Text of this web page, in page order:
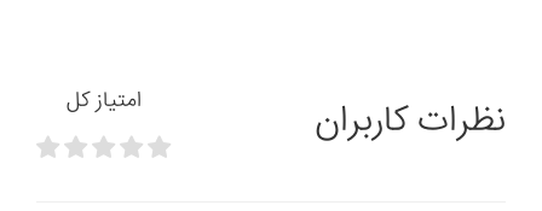
نظرات کاربران امتیاز کل